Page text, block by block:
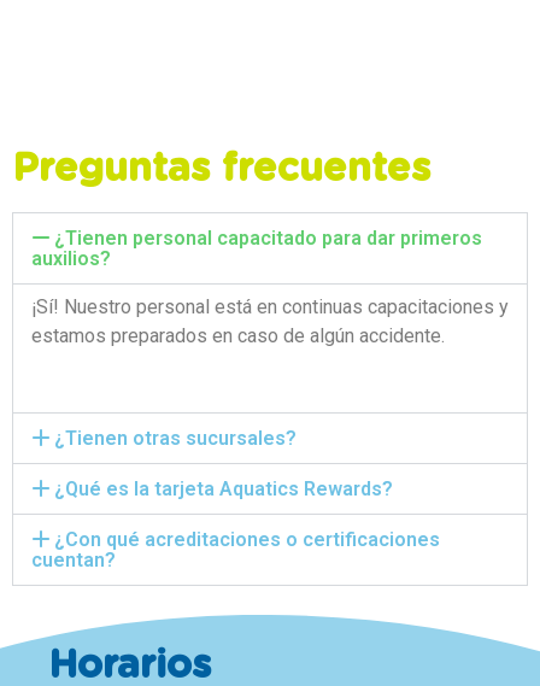
Preguntas frecuentes
¿Tienen personal capacitado para dar primeros
auxilios?
¡Sí! Nuestro personal está en continuas capacitaciones y
estamos preparados en caso de algún accidente.
¿Tienen otras sucursales?
¿Qué es la tarjeta Aquatics Rewards?
¿Con qué acreditaciones o certificaciones
cuentan?
Horarios